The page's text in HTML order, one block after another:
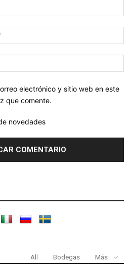
electrónico y sitio web en este
que comente.
novedades
All Bodegas Más